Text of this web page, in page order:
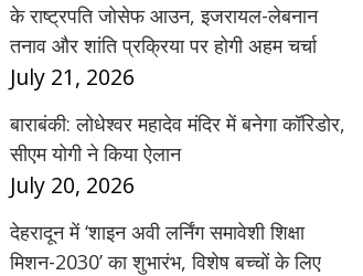
के राष्ट्रपति जोसेफ आउन, इजरायल-लेबनान
तनाव और शांति प्रक्रिया पर होगी अहम चर्चा
July 21, 2026
बाराबंकी: लोधेश्वर महादेव मंदिर में बनेगा कॉरिडोर,
सीएम योगी ने किया ऐलान
July 20, 2026
देहरादून में ‘शाइन अवी लर्निंग समावेशी शिक्षा
मिशन-2030’ का शुभारंभ, विशेष बच्चों के लिए